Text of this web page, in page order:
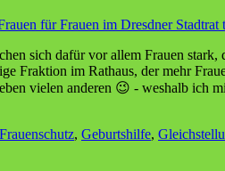
für Frauen im Dresdner Stadtrat
sich dafür vor allem Frauen stark,
Fraktion im Rathaus, der mehr
vielen anderen 😉 - weshalb ich
Frauenschutz, Geburtshilfe,